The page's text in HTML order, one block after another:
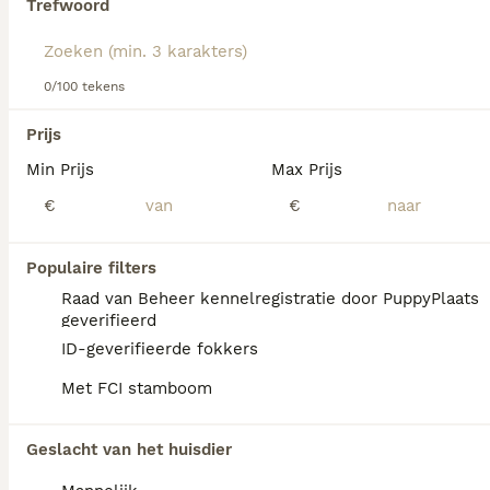
Trefwoord
0/100 tekens
Prijs
Min Prijs
€
Max Prijs
€
Populaire filters
Raad van Beheer kennelregistratie door PuppyPlaats
geverifieerd
ID-geverifieerde fokkers
Met FCI stamboom
Geslacht van het huisdier
We hebben 0 Chinese Naakthond Honden ter
Als je toekomstige resultaten wil zien voor deze
exacte zoekopdracht, sla dan je zoekopdracht op en
vind jouw perfecte hond:
Zoekopdracht bewaren
FAQ's
Zijn Chinese naakthonden
geschikte gezinshonden?
Chinese Cresteds zijn vrolijke, sociale